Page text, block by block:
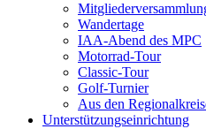
Wandertage
IAA-Abend des MPC
Motorrad-Tour
Classic-Tour
Golf-Turnier
Aus den
Unterstützungseinrichtung